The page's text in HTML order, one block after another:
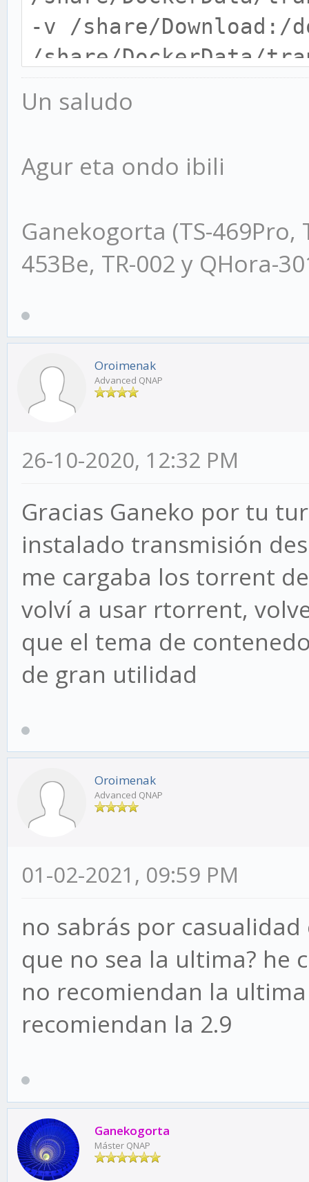
-v /share/Download:/
/share/DockerData/
PGID=0 -e PUID=0 -e
9091:9091 -p
Un saludo
Agur eta ondo ibili
Ganekogorta (TS-469Pro,
453Be, TR-002 y QHora-
Oroimenak
Advanced QNAP
26-10-2020, 12:32 PM
Gracias Ganeko por tu
instalado transmisión
me cargaba los torrent
volví a usar rtorrent,
que el tema de
de gran utilidad
Oroimenak
Advanced QNAP
01-02-2021, 09:59 PM
no sabrás por
que no sea la ultima? he
no recomiendan la
recomiendan la 2.9
Ganekogorta
Máster QNAP